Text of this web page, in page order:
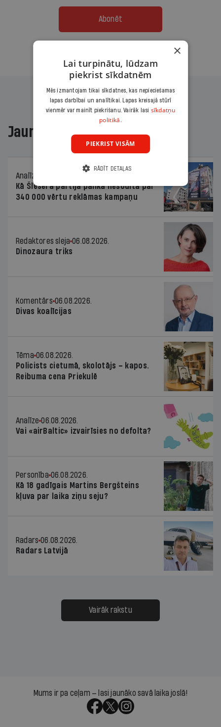
Abonēt
Jaunākajā žurnālā
Analīze
Kā Šlesera partija palika nesodīta par
340 000 vērtu reklāmas kampaņu
Redaktores sleja 06.08.2026.
Dinozaura triks
Komentārs 06.08.2026.
Divas koalīcijas
Tēma 06.08.2026.
Policists cietumā, skolotājs – kapos.
Reibuma cena Priekulē
Analīze 06.08.2026.
Vai «airBaltic» izvairīsies no defolta?
Personība 06.08.2026.
Kā 18 gadīgais Martins Bergšteins
kļuva par laika ziņu seju?
Radars 06.08.2026.
Radars Latvijā
Vairāk rakstu
Mums ir pa ceļam — lasi jaunāko savā laika joslā!
×
Lai turpinātu, lūdzam
piekrist sīkdatnēm
Mēs izmantojam tikai sīkdatnes, kas nepieciešamas
lapas darbībai un analītikai. Lapas kreisajā stūrī
vienmēr var mainīt piekrišanu. Vairāk lasi sīkdatņu
politikā.
PIEKRIST VISĀM
RĀDĪT DETAĻAS